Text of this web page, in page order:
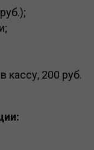
кассу, 200 руб.